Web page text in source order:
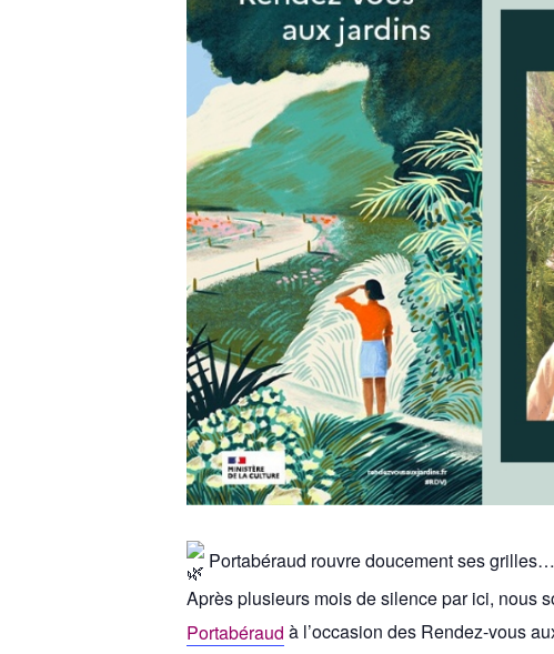
Portabéraud rouvre doucement ses grilles…
Après plusieurs mois de silence par ici, nous
Portabéraud à l’occasion des Rendez-vous